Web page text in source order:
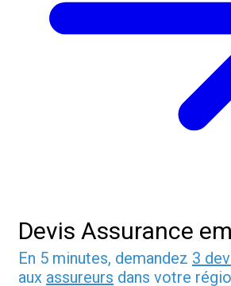
Devis Assurance
En 5 minutes, demandez 3
aux assureurs dans votre